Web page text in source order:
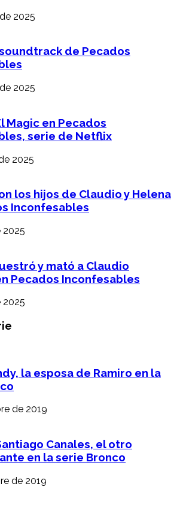
2025
de Pecados
2025
Magic en Pecados
serie de Netflix
2025
los hijos de Claudio y Helena
Inconfesables
2025
y mató a Claudio
Pecados Inconfesables
2025
la esposa de Ramiro en la
de 2019
Canales, el otro
en la serie Bronco
de 2019